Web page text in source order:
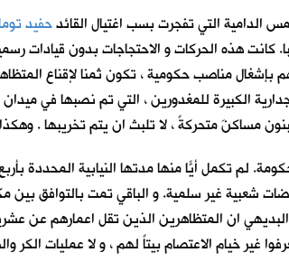
الدامية التي تفجرت بسب اغتيال القائدحفيد
كانت هذه الحركات و الاحتجاجات بدون قيادات
مناصب حكومية ، تكون ثمنا لإقناع
الكبيرة للمغدورين ، التي تم نصبها في
مساكنَ متحركةً ، لا تلبث ان يتم تخريبها .
تكمل أيّاً منها مدتها النيابية المحددة
شعبية غير سلمية. و الباقي تمت بالتوافق بين
ان المتظاهرين الذين تقل اعمارهم عن
خيام الاعتصام بيتاً لهم ، و لا عمليات الكر